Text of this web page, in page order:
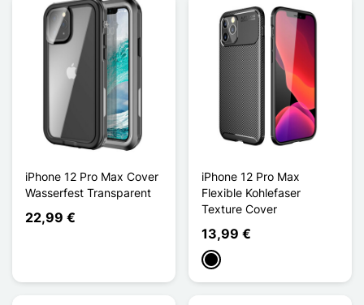
iPhone 12 Pro Max Cover
Wasserfest Transparent
22,99 €
iPhone 12 Pro Max
Flexible Kohlefaser
Texture Cover
13,99 €
Schwarz